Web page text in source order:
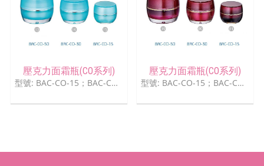
壓克力面霜瓶(CO系列)
型號: BAC-CO-15；BAC-CO -30；BAC-CO-50
壓克力面霜瓶(CO系列)
型號: BAC-CO-15；BAC-CO -30；BAC-CO-50